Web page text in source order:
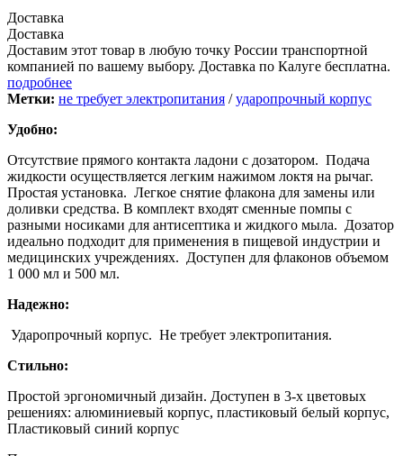
Доставка
Доставка
Доставим этот товар в любую точку России транспортной
компанией по вашему выбору. Доставка по Калуге бесплатна.
подробнее
Метки: не требует электропитания /ударопрочный корпус
Удобно:
Отсутствие прямого контакта ладони с дозатором. Подача
жидкости осуществляется легким нажимом локтя на рычаг.
Простая установка. Легкое снятие флакона для замены или
доливки средства. В комплект входят сменные помпы с
разными носиками для антисептика и жидкого мыла. Дозатор
идеально подходит для применения в пищевой индустрии и
медицинских учреждениях. Доступен для флаконов объемом
1 000 мл и 500 мл.
Надежно:
Ударопрочный корпус. Не требует электропитания.
Стильно:
Простой эргономичный дизайн. Доступен в 3-х цветовых
решениях: алюминиевый корпус, пластиковый белый корпус,
Пластиковый синий корпус